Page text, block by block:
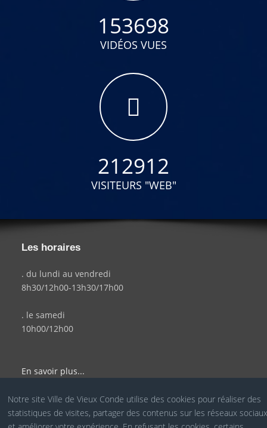
153698
VIDÉOS VUES
212912
VISITEURS "WEB"
Les horaires
. du lundi au vendredi
8h30/12h00-13h30/17h00
. le samedi
10h00/12h00
En savoir plus...
© Site Officiel de la Ville de Vieux Condé - Réalisé par le
Notre site Ville de Vieux Conde utilise des cookies pour réaliser des
statistiques de visites, partager des contenus sur les réseaux